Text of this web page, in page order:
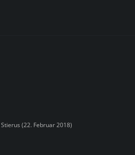
Stierus (22. Februar 2018)